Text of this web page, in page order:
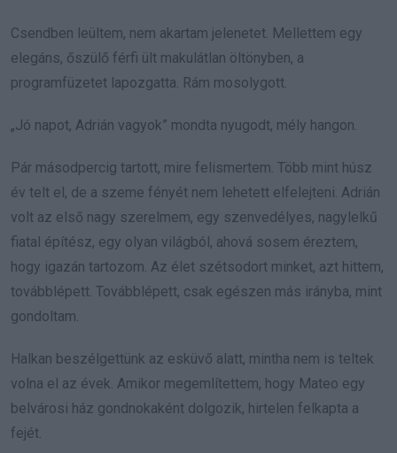
Csendben leültem, nem akartam jelenetet. Mellettem egy
elegáns, őszülő férfi ült makulátlan öltönyben, a
programfüzetet lapozgatta. Rám mosolygott.
„Jó napot, Adrián vagyok” mondta nyugodt, mély hangon.
Pár másodpercig tartott, mire felismertem. Több mint húsz
év telt el, de a szeme fényét nem lehetett elfelejteni. Adrián
volt az első nagy szerelmem, egy szenvedélyes, nagylelkű
fiatal építész, egy olyan világból, ahová sosem éreztem,
hogy igazán tartozom. Az élet szétsodort minket, azt hittem,
továbblépett. Továbblépett, csak egészen más irányba, mint
gondoltam.
Halkan beszélgettünk az esküvő alatt, mintha nem is teltek
volna el az évek. Amikor megemlítettem, hogy Mateo egy
belvárosi ház gondnokaként dolgozik, hirtelen felkapta a
fejét.